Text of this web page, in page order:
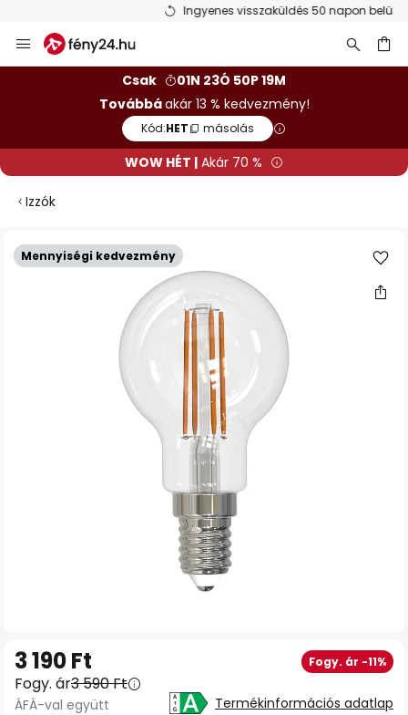
Ingyenes visszaküldés 50 napon belül
Ugrás
a
Csak
01N 23Ó 50P 19M
Továbbáakár 13 % kedvezmény!
Kód:HET másolás
WOW HÉT | Akár 70 %
Izzók
Mennyiségi kedvezmény
Ugrás
képgaléria
3 190 Ft Fogy. ár -11%
Fogy. ár3 590 Ft
ÁFÁ-val együtt Termékinformációs adatlap